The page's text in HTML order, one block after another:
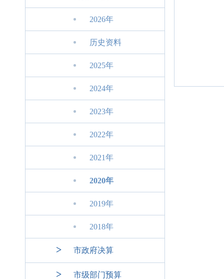
2026年
历史资料
2025年
2024年
2023年
2022年
2021年
2020年
2019年
2018年
> 市政府决算
> 市级部门预算